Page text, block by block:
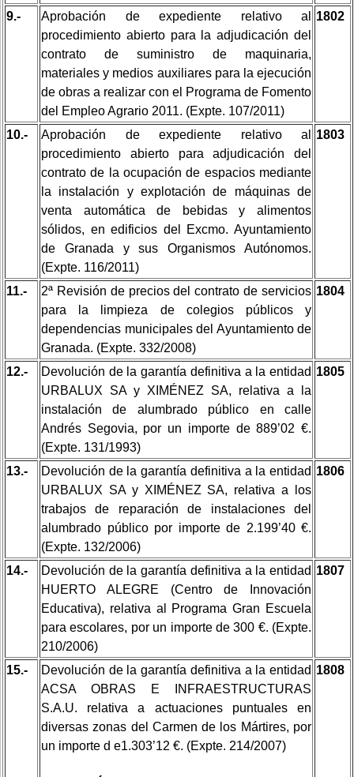
9.-
Aprobación de expediente relativo al
procedimiento abierto para la adjudicación del
contrato de suministro de maquinaria,
materiales y medios auxiliares para la ejecución
de obras a realizar con el Programa de Fomento
del Empleo Agrario 2011. (Expte. 107/2011)
1802
10.-
Aprobación de expediente relativo al
procedimiento abierto para adjudicación del
contrato de la ocupación de espacios mediante
la instalación y explotación de máquinas de
venta automática de bebidas y alimentos
sólidos, en edificios del Excmo. Ayuntamiento
de Granada y sus Organismos Autónomos.
(Expte. 116/2011)
1803
11.-
2ª Revisión de precios del contrato de servicios
para la limpieza de colegios públicos y
dependencias municipales del Ayuntamiento de
Granada. (Expte. 332/2008)
1804
12.-
Devolución de la garantía definitiva a la entidad
URBALUX SA y XIMÉNEZ SA, relativa a la
instalación de alumbrado público en calle
Andrés Segovia, por un importe de 889’02 €.
(Expte. 131/1993)
1805
13.-
Devolución de la garantía definitiva a la entidad
URBALUX SA y XIMÉNEZ SA, relativa a los
trabajos de reparación de instalaciones del
alumbrado público por importe de 2.199’40 €.
(Expte. 132/2006)
1806
14.-
Devolución de la garantía definitiva a la entidad
HUERTO ALEGRE (Centro de Innovación
Educativa), relativa al Programa Gran Escuela
para escolares, por un importe de 300 €. (Expte.
210/2006)
1807
15.-
Devolución de la garantía definitiva a la entidad
ACSA OBRAS E INFRAESTRUCTURAS
S.A.U. relativa a actuaciones puntuales en
diversas zonas del Carmen de los Mártires, por
un importe d e1.303’12 €. (Expte. 214/2007)
1808